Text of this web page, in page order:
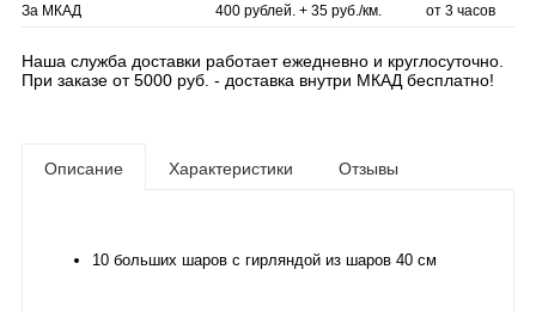
За МКАД
400 рублей. + 35 руб./км. от 3 часов
Наша служба доставки работает ежедневно и круглосуточно.
При заказе от 5000 руб. - доставка внутри МКАД бесплатно!
Описание Характеристики Отзывы
10 больших шаров с гирляндой из шаров 40 см